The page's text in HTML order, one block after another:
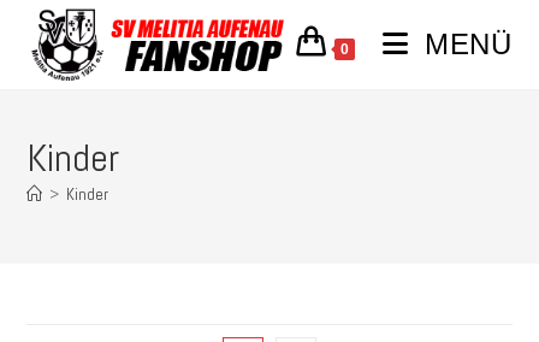
0 MENÜ
Kinder
> Kinder